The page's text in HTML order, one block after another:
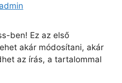
admin
ben! Ez az első
akár módosítani, akár
az írás, a tartalommal